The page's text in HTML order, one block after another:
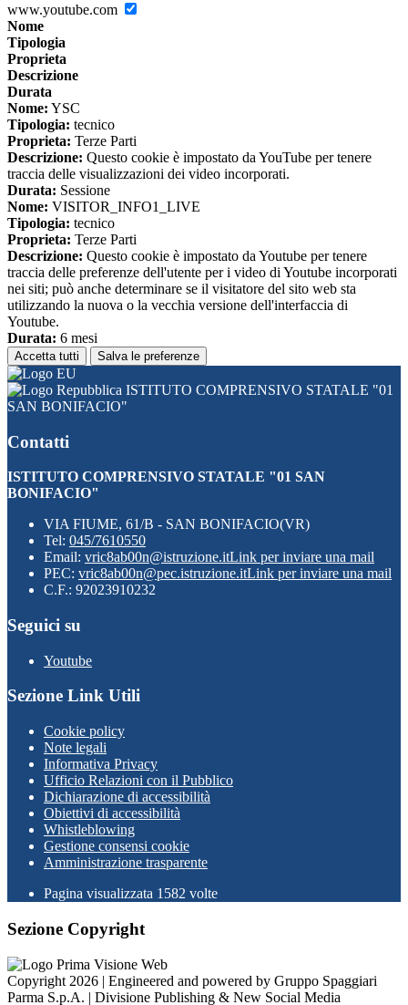
www.youtube.com
Nome
Tipologia
Proprieta
Descrizione
Durata
Nome: YSC
Tipologia: tecnico
Proprieta: Terze Parti
Descrizione: Questo cookie è impostato da YouTube per tenere
traccia delle visualizzazioni dei video incorporati.
Durata: Sessione
Nome: VISITOR_INFO1_LIVE
Tipologia: tecnico
Proprieta: Terze Parti
Descrizione: Questo cookie è impostato da Youtube per tenere
traccia delle preferenze dell'utente per i video di Youtube incorporati
nei siti; può anche determinare se il visitatore del sito web sta
utilizzando la nuova o la vecchia versione dell'interfaccia di
Youtube.
Durata: 6 mesi
Accetta tutti Salva le preferenze
ISTITUTO COMPRENSIVO STATALE "01
SAN BONIFACIO"
Contatti
ISTITUTO COMPRENSIVO STATALE "01 SAN
BONIFACIO"
VIA FIUME, 61/B - SAN BONIFACIO(VR)
Tel: 045/7610550
Email: vric8ab00n@istruzione.itLink per inviare una mail
PEC: vric8ab00n@pec.istruzione.itLink per inviare una mail
C.F.: 92023910232
Seguici su
Youtube
Sezione Link Utili
Cookie policy
Note legali
Informativa Privacy
Ufficio Relazioni con il Pubblico
Dichiarazione di accessibilità
Obiettivi di accessibilità
Whistleblowing
Gestione consensi cookie
Amministrazione trasparente
Pagina visualizzata 1582 volte
Sezione Copyright
Copyright 2026 | Engineered and powered by Gruppo Spaggiari
Parma S.p.A. | Divisione Publishing & New Social Media